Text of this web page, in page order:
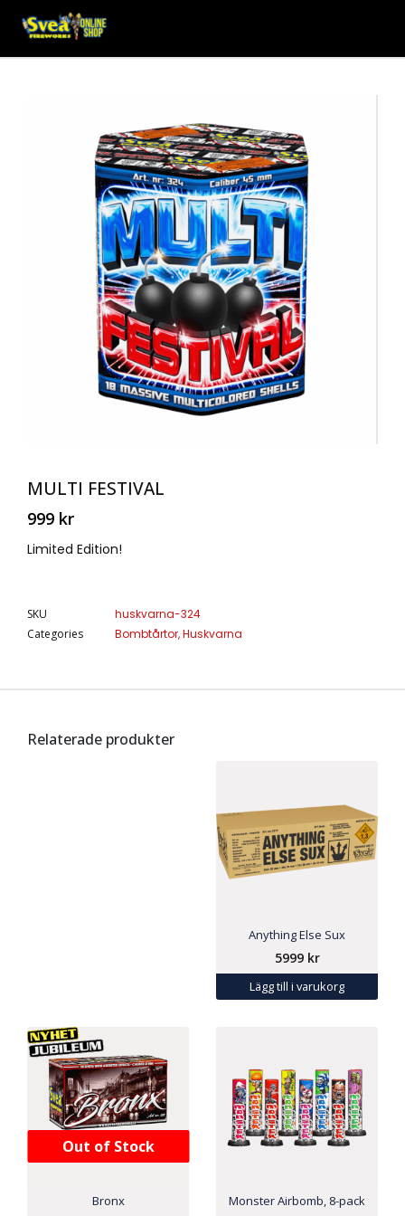
MULTI FESTIVAL
999 kr
Limited Edition!
SKU
huskvarna-324
Categories
Bombtårtor,Huskvarna
Relaterade produkter
Anything Else Sux
5999 kr
Lägg till i varukorg
Out of Stock
Bronx Monster Airbomb, 8-pack